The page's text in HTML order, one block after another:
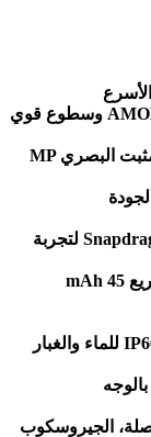
وسطوع قوي
MP البصري
لتجربة
mAh 45
للماء والغبار
الجيروسكوب